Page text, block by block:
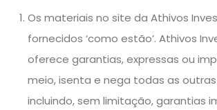
Os materiais no site da Athivos
fornecidos ‘como estão’. Athivos
oferece garantias, expressas ou
meio, isenta e nega todas as
incluindo, sem limitação, garantias